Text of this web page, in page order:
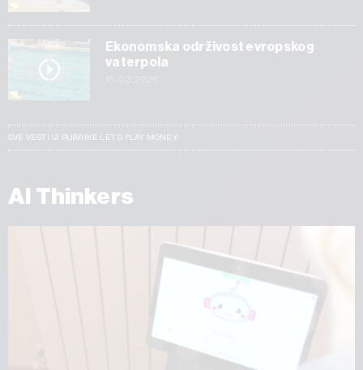
Ekonomska održivost evropskog
vaterpola
SVE VESTI IZ RUBRIKE LET’S PLAY MONEY
AI Thinkers